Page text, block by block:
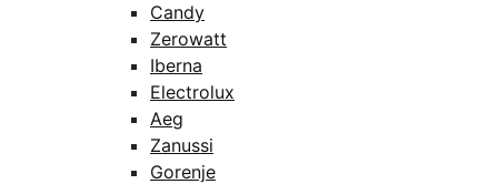
Candy
Zerowatt
Iberna
Electrolux
Aeg
Zanussi
Gorenje